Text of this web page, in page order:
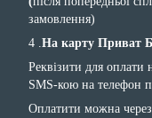
замовлення)
4 . На карту Приват
Реквізити для оплати
SMS-кою на телефон
Оплатити можна